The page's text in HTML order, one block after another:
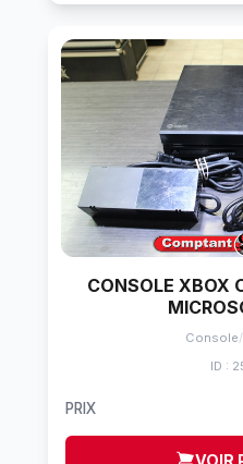
CONSOLE XBOX
Console/
ID :
PRIX
VOIR